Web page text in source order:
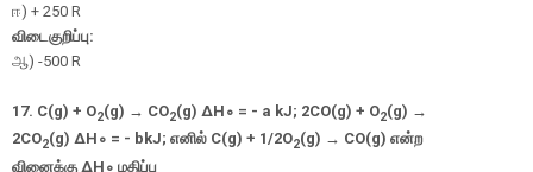
ஈ) + 250 R
விடைகுறிப்பு:
ஆ) -500 R
17. C(g) + O2(g) → CO2(g) ΔH ∘ = - a kJ; 2CO(g) + O2(g) →
2CO2(g) ΔH ∘ = - bkJ; எனில் C(g) + 1/2O2(g) → CO(g) என்ற
வினைக்கு ΔH ∘ மதிப்பு